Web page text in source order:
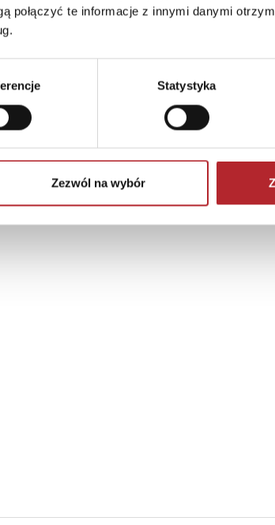
połączyć te informacje z innymi danymi
Statystyka
Zezwól na wybór